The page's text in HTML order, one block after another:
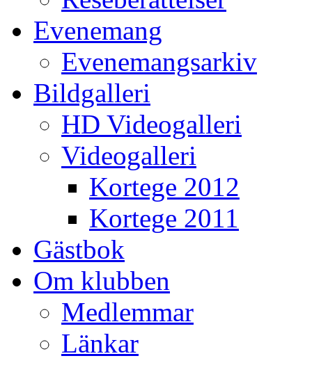
Evenemang
Evenemangsarkiv
Bildgalleri
HD Videogalleri
Videogalleri
Kortege 2012
Kortege 2011
Gästbok
Om klubben
Medlemmar
Länkar